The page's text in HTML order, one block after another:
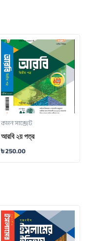
কমন সাব্জেট
আরবি ২য় পত্র
৳250.00